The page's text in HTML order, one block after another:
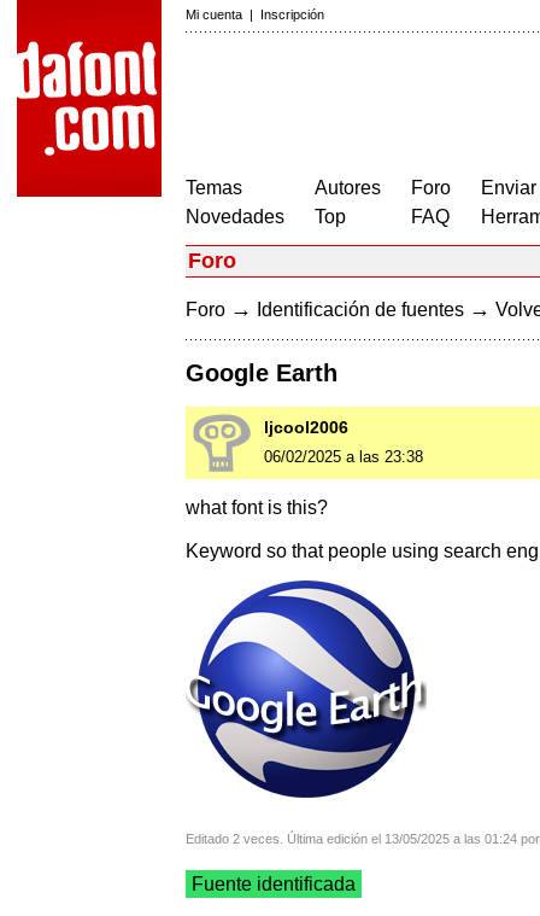
Mi cuenta | Inscripción
Temas
Novedades
Autores
Top
Foro
FAQ
Foro
Foro → Identificación de fuentes →
Google Earth
ljcool2006
06/02/2025 a las 23:38
what font is this?
Keyword so that people using search
Editado 2 veces. Última edición el 13/05/2025 a las 01:24
Fuente identificada